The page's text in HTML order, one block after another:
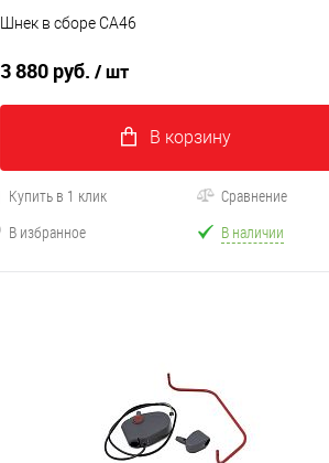
Шнек в сборе CA46
3 880 руб. / шт
В корзину
Купить в 1 клик
Сравнение
В избранное
В наличии